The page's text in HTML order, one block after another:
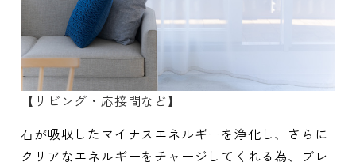
【リビング・応接間など】
石が吸収したマイナスエネルギーを浄化し、さらに
クリアなエネルギーをチャージしてくれる為、ブレ